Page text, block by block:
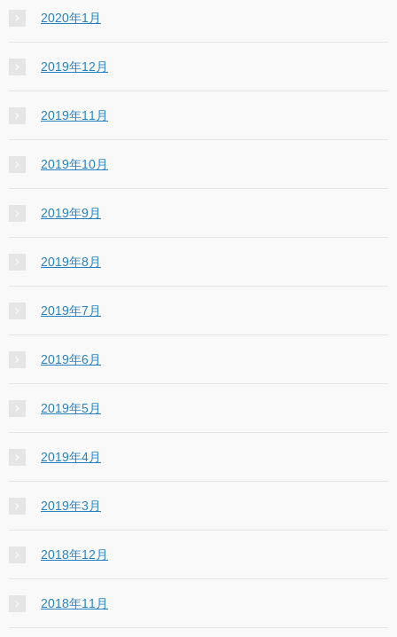
2020年1月
2019年12月
2019年11月
2019年10月
2019年9月
2019年8月
2019年7月
2019年6月
2019年5月
2019年4月
2019年3月
2018年12月
2018年11月